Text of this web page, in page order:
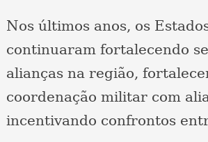
Nos últimos anos, os
continuaram fortalecendo
alianças na região,
coordenação militar com
incentivando confrontos